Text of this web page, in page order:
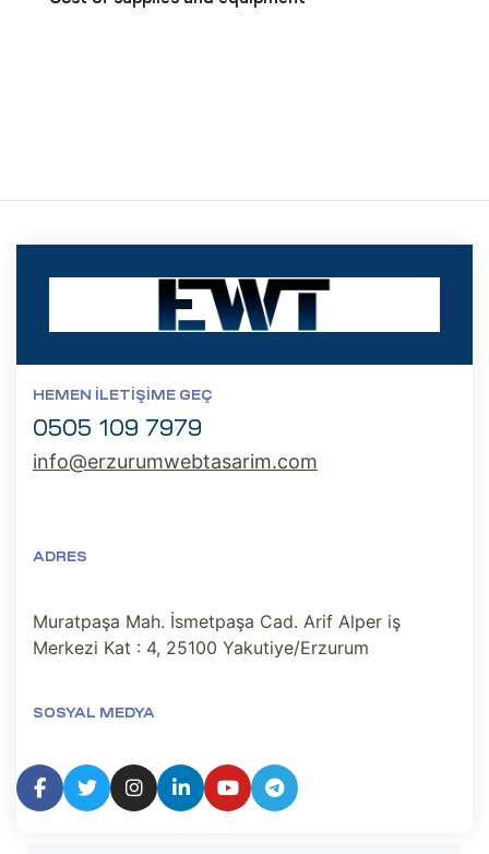
HEMEN İLETIŞIME GEÇ
0505 109 7979
info@erzurumwebtasarim.com
ADRES
Muratpaşa Mah. İsmetpaşa Cad. Arif Alper iş
Merkezi Kat : 4, 25100 Yakutiye/Erzurum
SOSYAL MEDYA